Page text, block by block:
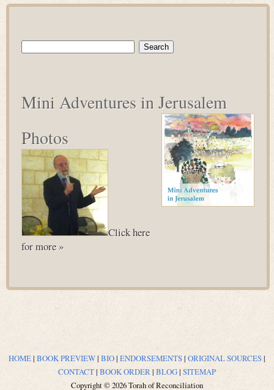
Search
Mini Adventures in Jerusalem
Photos
Click here
for more »
HOME| BOOK PREVIEW| BIO| ENDORSEMENTS| ORIGINAL SOURCES|
CONTACT| BOOK ORDER| BLOG| SITEMAP
Copyright © 2026 Torah of Reconciliation